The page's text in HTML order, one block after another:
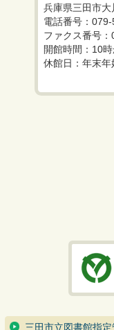
兵庫県三田市
電話番号：
ファクス番号
開館時間：10
休館日：年末年
三田市立図書館指